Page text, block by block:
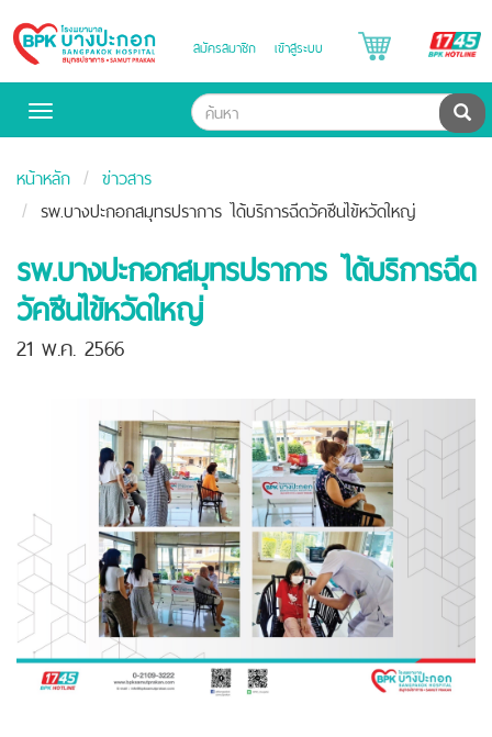
Bangpakok
Hospital
สมัครสมาชิก เข้าสู่ระบบ
Toggle
ค้น
หน้าหลัก
ข่าวสาร
รพ.บางปะกอกสมุทรปราการ ได้บริการฉีดวัคซีนไข้หวัดใหญ่
รพ.บางปะกอกสมุทรปราการ ได้บริการฉีด
วัคซีนไข้หวัดใหญ่
21 พ.ค. 2566